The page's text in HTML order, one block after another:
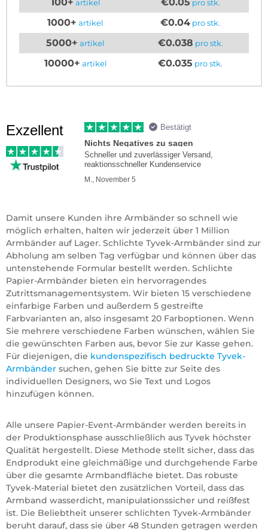
artikel pro stk.
1000+ artikel €0.04 pro stk.
5000+ artikel €0.038 pro stk.
10000+ artikel €0.035 pro stk.
Exzellent Bestätigt
Nichts Negatives zu sagen
Schneller und zuverlässiger Versand,
reaktionsschneller Kundenservice
M., November 5
Damit unsere Kunden ihre Armbänder so schnell wie
möglich erhalten, halten wir jederzeit über 1 Million
Armbänder auf Lager. Schlichte Tyvek-Armbänder sind zur
Abholung am selben Tag verfügbar und können über das
untenstehende Formular bestellt werden. Schlichte
Papier-Armbänder bieten ein hervorragendes
Zutrittsmanagementsystem. Wir bieten 15 verschiedene
einfarbige Farben und außerdem 5 gestreifte
Farbvarianten an, also insgesamt 20 Farboptionen. Wenn
Sie mehrere verschiedene Farben wünschen, wählen Sie
die gewünschten Farben aus, bevor Sie zur Kasse gehen.
Für diejenigen, die kundenspezifisch bedruckte Tyvek-
Armbänder suchen, gehen Sie bitte zur Seite des
individuellen Designers, wo Sie Text und Logos
hinzufügen können.
Alle unsere Papier-Event-Armbänder werden bereits in
der Produktionsphase ausschließlich aus Tyvek höchster
Qualität hergestellt. Diese Methode stellt sicher, dass das
Endprodukt eine gleichmäßige und durchgehende Farbe
über die gesamte Armbandfläche bietet. Das robuste
Tyvek-Material bietet den zusätzlichen Vorteil, dass das
Armband wasserdicht, manipulationssicher und reißfest
ist. Die Beliebtheit unserer schlichten Tyvek-Armbänder
beruht darauf, dass sie über 48 Stunden getragen werden